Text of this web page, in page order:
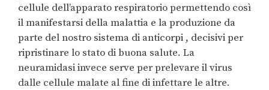
cellule dell’apparato respiratorio permettendo così
il manifestarsi della malattia e la produzione da
parte del nostro sistema di anticorpi , decisivi per
ripristinare lo stato di buona salute. La
neuramidasi invece serve per prelevare il virus
dalle cellule malate al fine di infettare le altre.